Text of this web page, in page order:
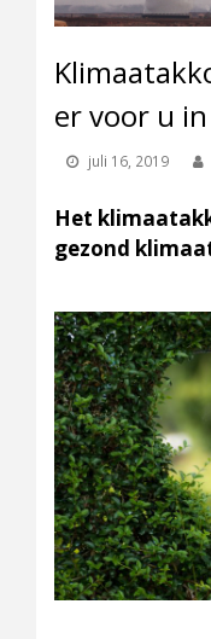
er voor u
juli 16, 2019
Het
gezond